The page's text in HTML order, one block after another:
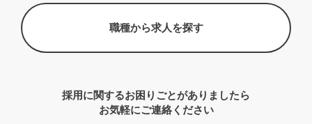
職種から求人を探す
採用に関するお困りごとがありましたら
お気軽にご連絡ください